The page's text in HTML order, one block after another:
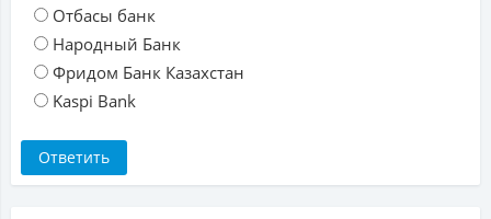
Отбасы банк
Народный Банк
Фридом Банк Казахстан
Kaspi Bank